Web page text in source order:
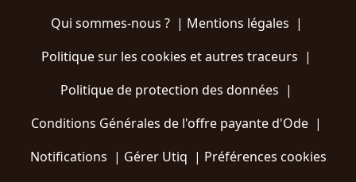
Qui sommes-nous ?| Mentions légales |
Politique sur les cookies et autres traceurs |
Politique de protection des données |
Conditions Générales de l'offre payante d'Ode |
Notifications | Gérer Utiq | Préférences cookies